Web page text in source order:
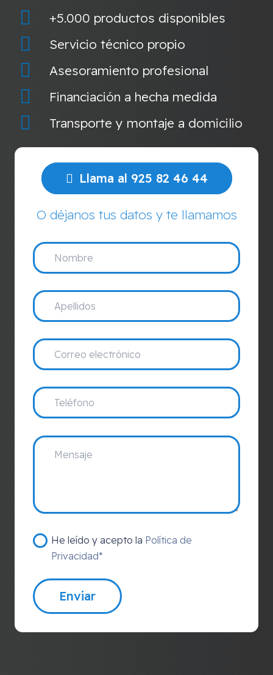
+5.000 productos disponibles
Servicio técnico propio
Asesoramiento profesional
Financiación a hecha medida
Transporte y montaje a domicilio
Llama al 925 82 46 44
O déjanos tus datos y te llamamos
He leído y acepto la Política de
Privacidad*